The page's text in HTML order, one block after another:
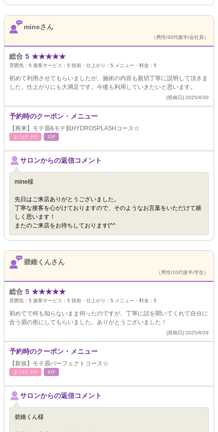
mineさん
（男性/30代後半/会社員）
総合 5 ★★★★★
雰囲気： 5 接客サービス： 5 技術・仕上がり： 5 メニュー・料金： 5
初めて利用させてもらいましたが、施術の内容も親切丁寧に説明して頂きま
した。仕上がりにも大満足です。今後も利用していきたいと思います。
[投稿日] 2025/8/30
予約時のクーポン・メニュー
【再来】モテ眉&モテ肌HYDROSPLASHコース☆
まつげ･ﾒｲｸ ｴｽﾃ
サロンからの返信コメント
mine様
先日はご来店ありがとうございました。
丁寧な接客を心がけておりますので、そのようなお言葉をいただけて嬉
しく思います！
またのご来店をお待ちしております(^^
碧維くんさん
（男性/10代後半/学生）
総合 5 ★★★★★
雰囲気： 5 接客サービス： 5 技術・仕上がり： 5 メニュー・料金： 5
初めてで何も知らないまま伺ったのですが、丁寧に話を聞いてくれて自分に
合う眉の形にしてもらいました。ありがとうございました！
[投稿日] 2025/8/29
予約時のクーポン・メニュー
【新規】モテ眉パーフェクトコース☆
まつげ･ﾒｲｸ ｴｽﾃ
サロンからの返信コメント
碧維くん様